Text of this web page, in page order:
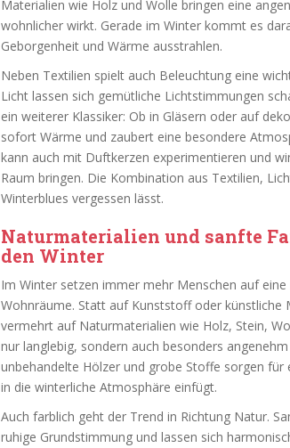
Materialien wie Holz und Wolle bringen eine
wohnlicher wirkt. Gerade im Winter kommt es
Geborgenheit und Wärme ausstrahlen.
Neben Textilien spielt auch Beleuchtung eine
Licht lassen sich gemütliche Lichtstimmungen
ein weiterer Klassiker: Ob in Gläsern oder auf
sofort Wärme und zaubert eine besondere
kann auch mit Duftkerzen experimentieren und
Raum bringen. Die Kombination aus Textilien,
Winterblues vergessen lässt.
Naturmaterialien und sanfte
den Winter
Im Winter setzen immer mehr Menschen auf
Wohnräume. Statt auf Kunststoff oder künstliche
vermehrt auf Naturmaterialien wie Holz, Stein,
nur langlebig, sondern auch besonders
unbehandelte Hölzer und grobe Stoffe sorgen
in die winterliche Atmosphäre einfügt.
Auch farblich geht der Trend in Richtung Natur.
ruhige Grundstimmung und lassen sich